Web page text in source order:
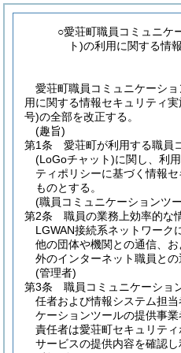
○愛荘町職員コミュニケ
ト)の利用に関する情
愛荘町職員コミュニケーシ
用に関する情報セキュリティ
号)の全部を改正する。
(趣旨)
第1条
愛荘町が利用する職員
(LoGoチャット)に関し、利
ティポリシーに基づく情報
ものとする。
(職員コミュニケーションツ
第2条
職員の業務上効率的な
LGWAN接続系ネットワーク
他の団体や機関との通信、
外のインターネット職員との
(管理者)
第3条
職員コミュニケーショ
任者および情報システム担当
ケーションツールの提供事
責任者は愛荘町セキュリティ
サービスの提供内容を確認し